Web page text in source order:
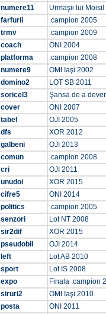
numere11
Urmaşii lui Moisil
farfurii
.campion 2005
trmv
.campion 2009
coach
ONI 2004
platforma
.campion 2008
numere9
OMI Iaşi 2002
domino2
LOT SB 2011
soricel3
Şansa de a
cover
ONI 2007
tabel
OJI 2005
dfs
XOR 2012
galbeni
OJI 2013
comun
.campion 2008
cri
OJI 2011
unudoi
XOR 2015
cifre5
ONI 2014
politics
.campion 2005
senzori
Lot NT 2008
sir2dif
XOR 2015
pseudobil
OJI 2014
left
Lot AB 2010
sport
Lot IS 2008
expo
Finala .campion
siruri2
OMI Iaşi 2010
posta
ONI 2011